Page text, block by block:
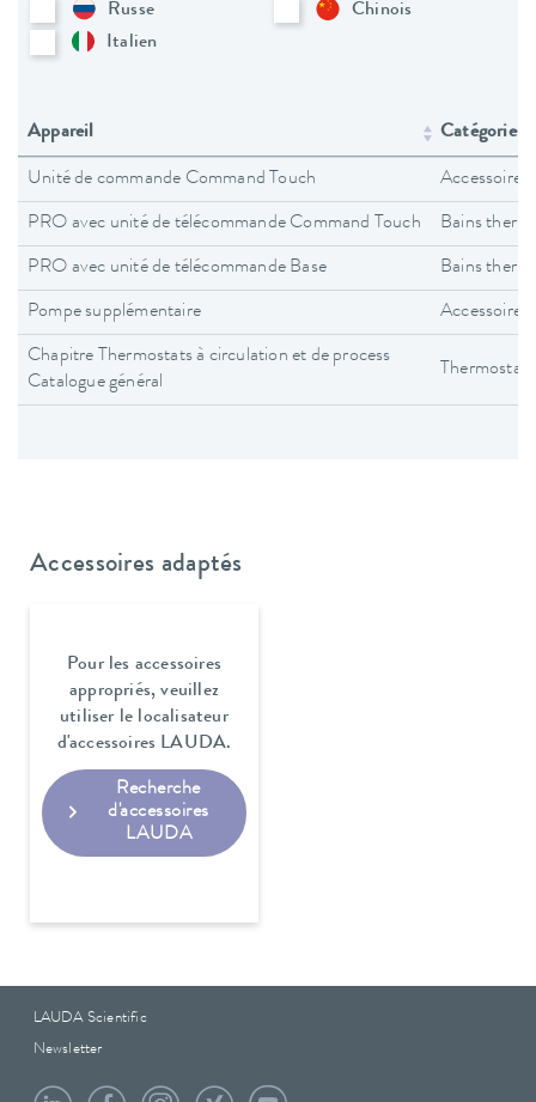
Russe
Chinois
Italien
Appareil Catégories
Unité de commande Command Touch Accessoires
PRO avec unité de télécommande Command Touch Bains
PRO avec unité de télécommande Base Bains
Pompe supplémentaire Accessoires
Chapitre Thermostats à circulation et de process
Catalogue général
Accessoires adaptés
Pour les accessoires
appropriés, veuillez
utiliser le localisateur
d'accessoires LAUDA.
Recherche
d'accessoires
LAUDA
LAUDA Scientific
Newsletter